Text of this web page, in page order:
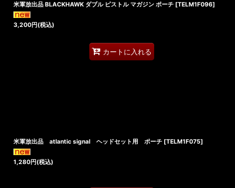
米軍放出品 BLACKHAWK ダブル ピストル マガジン ポーチ [TELM1F096]
3,200円(税込)
カートに入れる
米軍放出品 atlantic signal ヘッドセット用 ポーチ [TELM1F075]
1,280円(税込)